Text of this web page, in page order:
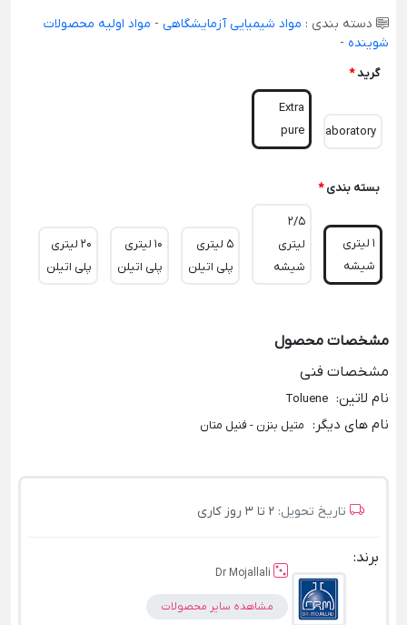
دسته بندی : مواد شیمیایی آزمایشگاهی - مواد اولیه محصولات
شوینده -
گرید*
Laboratory
Extra
pure
بسته بندی *
1 لیتری
شیشه
2/5
لیتری
شیشه
5 لیتری
پلی اتیلن
10 لیتری
پلی اتیلن
20 لیتری
پلی اتیلن
مشخصات محصول
مشخصات فنی
نام لاتین:
Toluene
نام های دیگر : متیل بنزن - فنیل متان
تاریخ تحویل: 2 تا 3 روز کاری
برند:
Dr Mojallali
مشاهده سایر محصولات